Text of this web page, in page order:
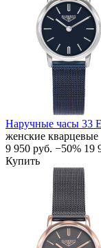
Наручные часы 33
женские кварцевые
9 950 руб. −50% 19
Купить